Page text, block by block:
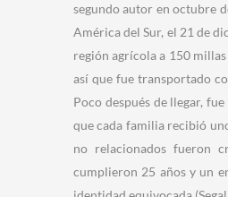
segundo autor en octubre
América del Sur, el 21 de
región agrícola a 150
así que fue transportado
Poco después de llegar,
que cada familia recibió
no relacionados fueron
cumplieron 25 años y un